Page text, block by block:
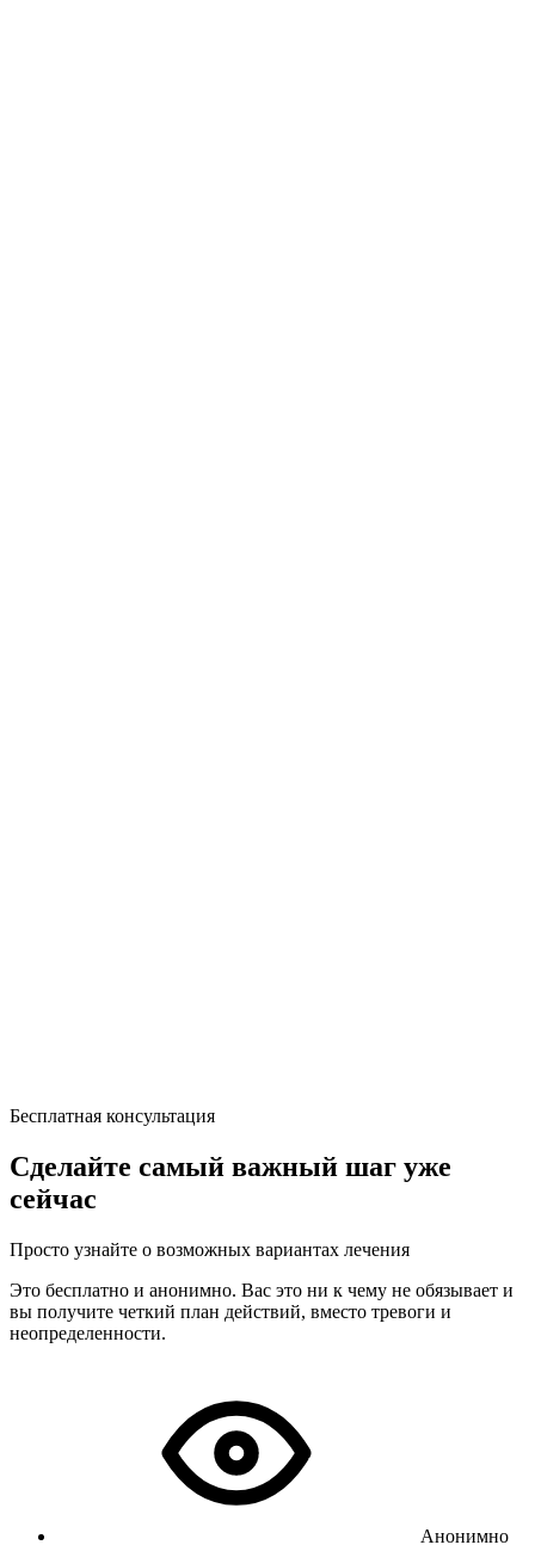
Бесплатная консультация
Сделайте самый важный шаг уже
сейчас
Просто узнайте о возможных вариантах лечения
Это бесплатно и анонимно. Вас это ни к чему не обязывает и
вы получите четкий план действий, вместо тревоги и
неопределенности.
Анонимно